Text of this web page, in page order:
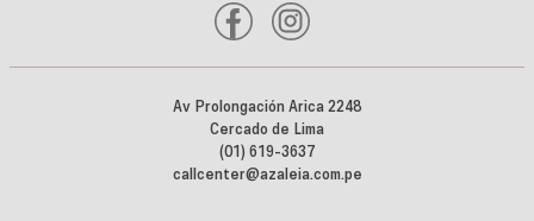
Av Prolongación Arica 2248
Cercado de Lima
(01) 619-3637
callcenter@azaleia.com.pe